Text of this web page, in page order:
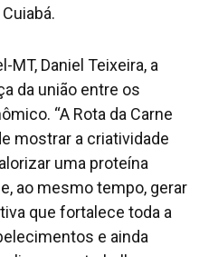
MT, Daniel Teixeira, a
da união entre os
“A Rota da Carne
mostrar a criatividade
uma proteína
ao mesmo tempo, gerar
que fortalece toda a
e ainda